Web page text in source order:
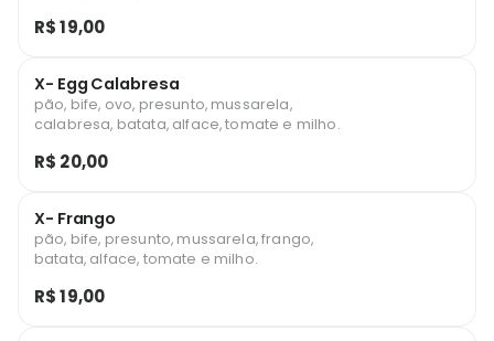
R$ 19,00
X- Egg Calabresa
pão, bife, ovo, presunto, mussarela,
calabresa, batata, alface, tomate e milho.
R$ 20,00
X- Frango
pão, bife, presunto, mussarela, frango,
batata, alface, tomate e milho.
R$ 19,00